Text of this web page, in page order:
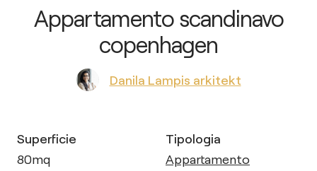
Appartamento scandinavo
copenhagen
Danila Lampis arkitekt
Superficie
80mq
Tipologia
Appartamento